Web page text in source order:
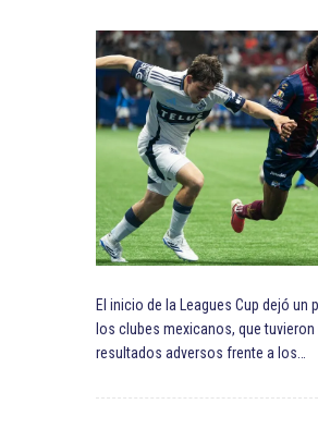
El inicio de la Leagues Cup dejó
los clubes mexicanos, que
resultados adversos frente a los…